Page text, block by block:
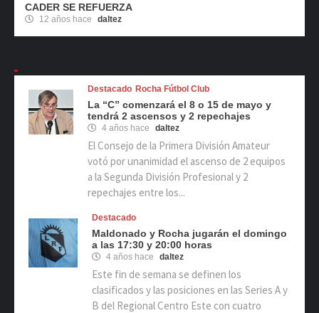
CADER SE REFUERZA
12 años hace daltez
Destacado Rocha Fútbol Club
La “C” comenzará el 8 o 15 de mayo y
tendrá 2 ascensos y 2 repechajes
4 años hace daltez
El Consejo de la Primera División Amateur
votó por unanimidad el ascenso de 2 equipos
a la Segunda División Profesional y 2
repechajes entre los...
Destacado
Maldonado y Rocha jugarán el domingo
a las 17:30 y 20:00 horas
4 años hace daltez
Este fin de semana se definen los
clasificados y las posiciones en las Series A y
B del Regional Centro Este con cuatro